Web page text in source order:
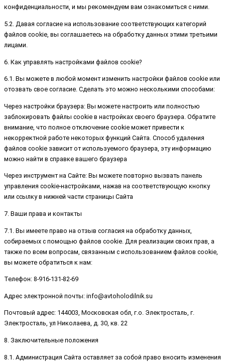
конфиденциальности, и мы рекомендуем вам ознакомиться с ними.
5.2. Давая согласие на использование соответствующих категорий
файлов cookie, вы соглашаетесь на обработку данных этими третьими
лицами.
6. Как управлять настройками файлов cookie?
6.1. Вы можете в любой момент изменить настройки файлов cookie или
отозвать свое согласие. Сделать это можно несколькими способами:
Через настройки браузера: Вы можете настроить или полностью
заблокировать файлы cookie в настройках своего браузера. Обратите
внимание, что полное отключение cookie может привести к
некорректной работе некоторых функций Сайта. Способ удаления
файлов cookie зависит от используемого браузера, эту информацию
можно найти в справке вашего браузера
Через инструмент на Сайте: Вы можете повторно вызвать панель
управления cookie-настройками, нажав на соответствующую кнопку
или ссылку в нижней части страницы Сайта
7. Ваши права и контакты
7.1. Вы имеете право на отзыв согласия на обработку данных,
собираемых с помощью файлов cookie. Для реализации своих прав, а
также по всем вопросам, связанным с использованием файлов cookie,
вы можете обратиться к нам:
Телефон: 8-916-131-82-69
Адрес электронной почты: info@avtoholodilnik.su
Почтовый адрес: 144003, Московская обл, г.о. Электросталь, г.
Электросталь, ул Николаева, д. 30, кв. 22
8. Заключительные положения
8.1. Администрация Сайта оставляет за собой право вносить изменения